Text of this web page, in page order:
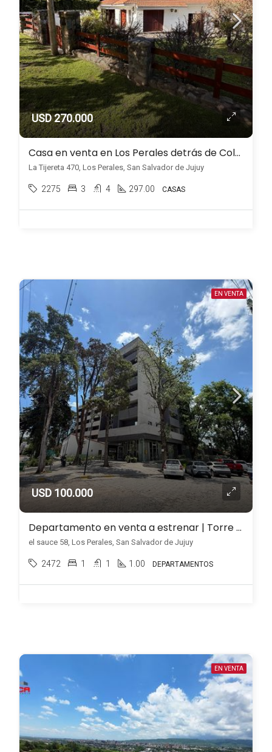
USD 270.000
Casa en venta en Los Perales detrás de Colegio José Hernández Jujuy
La Tijereta 470, Los Perales, San Salvador de Jujuy
2275 3 4 297.00 CASAS
EN VENTA
USD 100.000
Departamento en venta a estrenar | Torre MAB – Los Perales – 2do piso
el sauce 58, Los Perales, San Salvador de Jujuy
2472 1 1 1.00 DEPARTAMENTOS
EN VENTA